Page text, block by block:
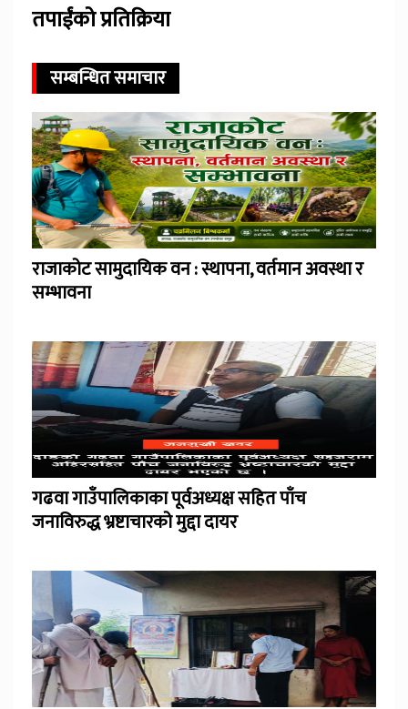
तपाईंको प्रतिक्रिया
सम्बन्धित समाचार
राजाकोट सामुदायिक वन : स्थापना, वर्तमान अवस्था र
सम्भावना
गढवा गाउँपालिकाका पूर्वअध्यक्ष सहित पाँच
जनाविरुद्ध भ्रष्टाचारको मुद्दा दायर